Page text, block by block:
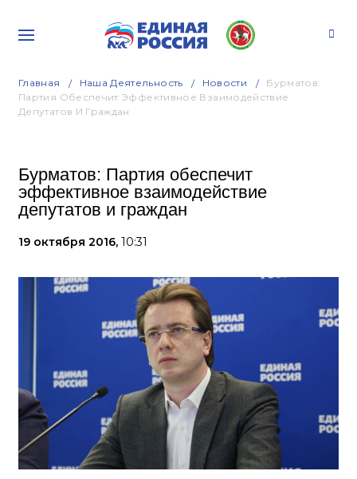
Главная Наша Деятельность Новости
Бурматов:
Партия Обеспечит Эффективное Взаимодействие
Депутатов И Граждан
Бурматов: Партия обеспечит
эффективное взаимодействие
депутатов и граждан
19 октября 2016, 10:31